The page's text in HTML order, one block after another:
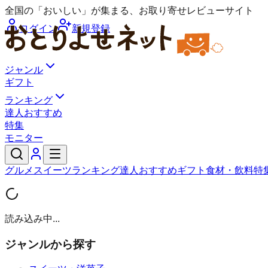
全国の「おいしい」が集まる、お取り寄せレビューサイト
ログイン
新規登録
ジャンル
ギフト
ランキング
達人おすすめ
特集
モニター
グルメ スイーツランキング達人おすすめギフト 食材・飲料特
読み込み中...
ジャンルから探す